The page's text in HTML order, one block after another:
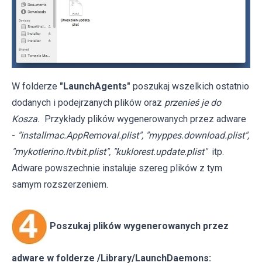
W folderze "LaunchAgents" poszukaj wszelkich ostatnio
dodanych i podejrzanych plików oraz przenieś je do
Kosza. Przykłady plików wygenerowanych przez adware
- "installmac.AppRemoval.plist", "myppes.download.plist",
"mykotlerino.ltvbit.plist", "kuklorest.update.plist" itp.
Adware powszechnie instaluje szereg plików z tym
samym rozszerzeniem.
Poszukaj plików wygenerowanych przez
adware w folderze /Library/LaunchDaemons: